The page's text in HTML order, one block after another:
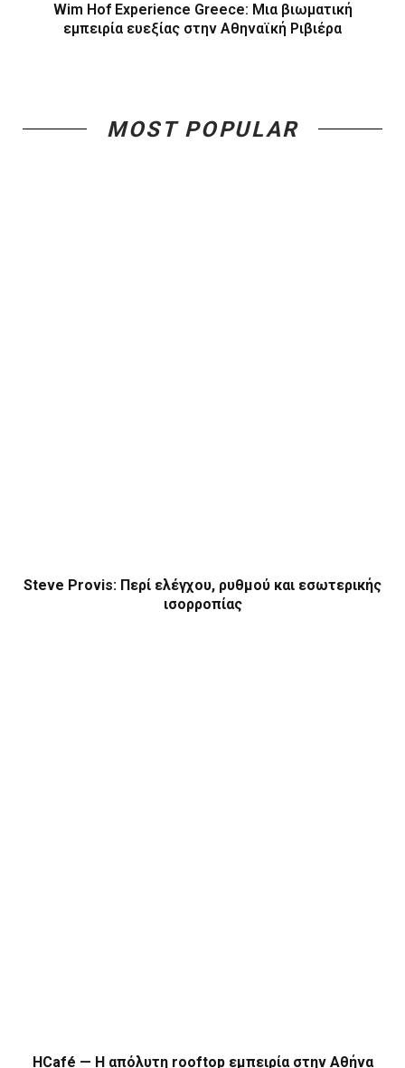
Wim Hof Experience Greece: Μια βιωματική
εμπειρία ευεξίας στην Αθηναϊκή Ριβιέρα
MOST POPULAR
Steve Provis: Περί ελέγχου, ρυθμού και εσωτερικής
ισορροπίας
HCafé — Η απόλυτη rooftop εμπειρία στην Αθήνα